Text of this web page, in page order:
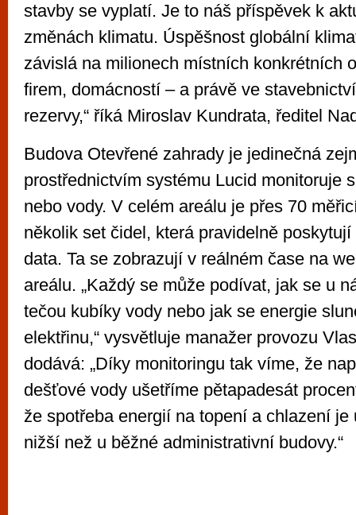
stavby se vyplatí. Je to náš příspěvek k
změnách klimatu. Úspěšnost globální
závislá na milionech místních konkrétních
firem, domácností – a právě ve
rezervy,“ říká Miroslav Kundrata, ředitel
Budova Otevřené zahrady je jedinečná
prostřednictvím systému Lucid monitoruje
nebo vody. V celém areálu je přes 70
několik set čidel, která pravidelně
data. Ta se zobrazují v reálném čase na
areálu. „Každý se může podívat, jak se u
tečou kubíky vody nebo jak se energie
elektřinu,“ vysvětluje manažer provozu
dodává: „Díky monitoringu tak víme, že
dešťové vody ušetříme pětapadesát
že spotřeba energií na topení a chlazení je
nižší než u běžné administrativní budovy.“